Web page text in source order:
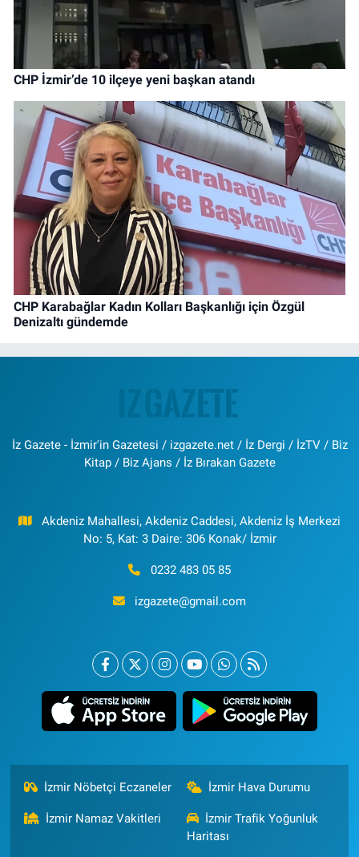
CHP İzmir’de 10 ilçeye yeni başkan atandı
CHP Karabağlar Kadın Kolları Başkanlığı için Özgül
Denizaltı gündemde
İz Gazete - İzmir'in Gazetesi / izgazete.net / İz Dergi / İzTV / Biz
Kitap / Biz Ajans / İz Bırakan Gazete
Akdeniz Mahallesi, Akdeniz Caddesi, Akdeniz İş Merkezi
No: 5, Kat: 3 Daire: 306 Konak/ İzmir
0232 483 05 85
izgazete@gmail.com
İzmir Nöbetçi Eczaneler İzmir Hava Durumu
İzmir Namaz Vakitleri
İzmir Trafik Yoğunluk
Haritası